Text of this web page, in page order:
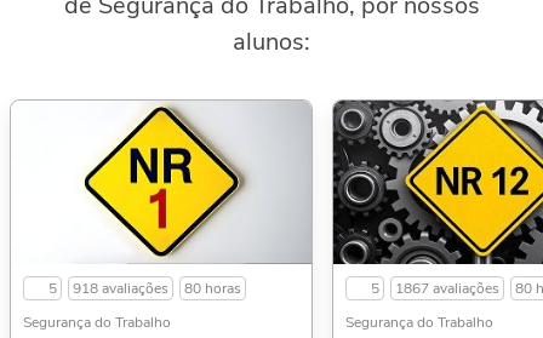
alunos:
5 918 avaliações
80 horas
Segurança do Trabalho
5 1867 avaliações
80
Segurança do Trabalho